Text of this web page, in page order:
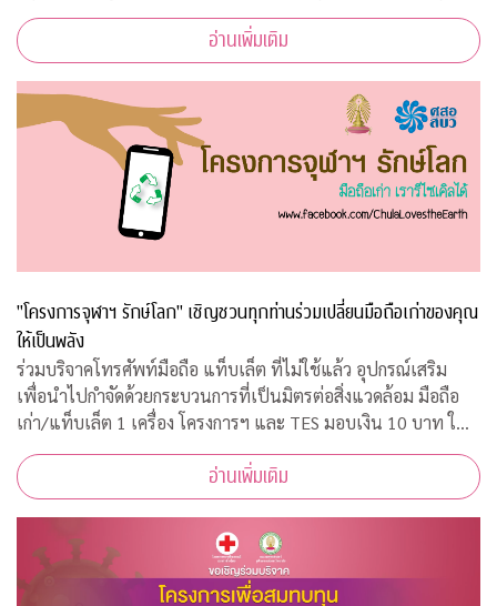
เพื่อสวัสดิภาพสัตว์ในรั้วจุฬาฯ” ในวันพุธที่ 5 สิงหาคม 2563
เวลา 08.45 – 10.00 น. ณ ห้ออ่านเพิ่มเติม
"โครงการจุฬาฯ รักษ์โลก" เชิญชวนทุกท่านร่วมเปลี่ยนมือถือเก่าของคุณ
ให้เป็นพลัง
ร่วมบริจาคโทรศัพท์มือถือ แท็บเล็ต ที่ไม่ใช้แล้ว อุปกรณ์เสริม
เพื่อนำไปกำจัดด้วยกระบวนการที่เป็นมิตรต่อสิ่งแวดล้อม มือถือ
เก่า/แท็บเล็ต 1 เครื่อง โครงการฯ และ TES มอบเงิน 10 บาท ให้
กับ "กองทุนภูมิคุ้มกันบำบัดมะเร็งจุฬาฯ"
อ่านเพิ่มเติม